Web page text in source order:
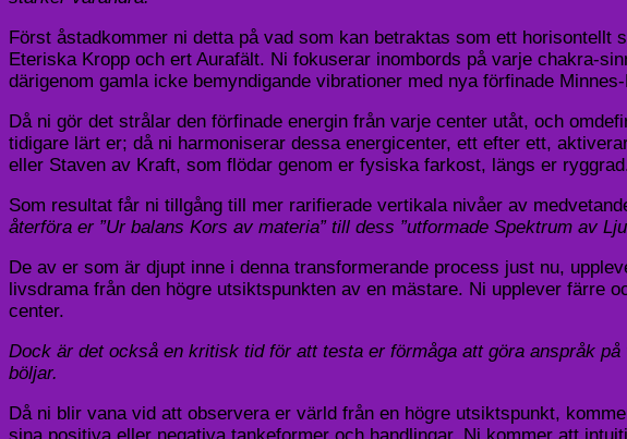
Först åstadkommer ni detta på vad som kan betraktas som ett
Eteriska Kropp och ert Aurafält. Ni fokuserar inombords på varje chakra-
därigenom gamla icke bemyndigande vibrationer med nya förfinade
Då ni gör det strålar den förfinade energin från varje center utåt, och
tidigare lärt er; då ni harmoniserar dessa energicenter, ett efter ett,
eller Staven av Kraft, som flödar genom er fysiska farkost, längs er
Som resultat får ni tillgång till mer rarifierade vertikala nivåer av
återföra er ”Ur balans Kors av materia” till dess ”utformade Spektrum av
De av er som är djupt inne i denna transformerande process just nu,
livsdrama från den högre utsiktspunkten av en mästare. Ni upplever färre
center.
Dock är det också en kritisk tid för att testa er förmåga att göra anspråk
böljar.
Då ni blir vana vid att observera er värld från en högre utsiktspunkt,